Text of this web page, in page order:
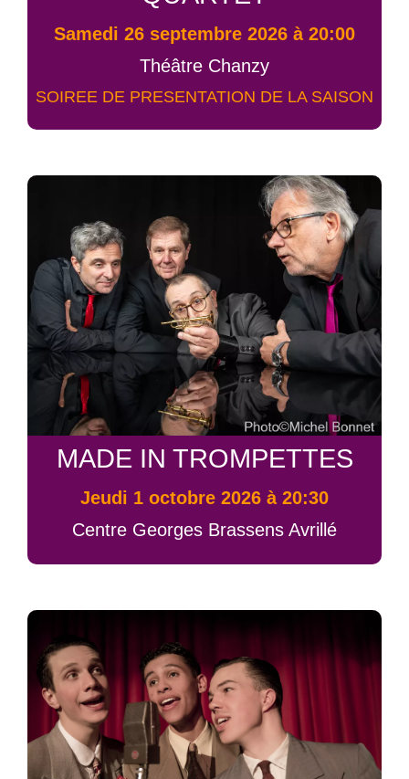
samedi 26 septembre 2026 à 20:00
Théâtre Chanzy
SOIREE DE PRESENTATION DE LA SAISON
MADE IN TROMPETTES
jeudi 1 octobre 2026 à 20:30
Centre Georges Brassens Avrillé